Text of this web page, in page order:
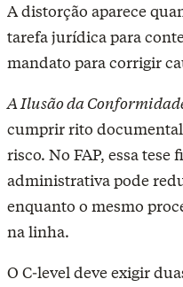
A distorção aparece
tarefa jurídica para
mandato para corrigir
A Ilusão da
cumprir rito
risco. No FAP, essa
administrativa pode
enquanto o mesmo
na linha.
O C-level deve exigir